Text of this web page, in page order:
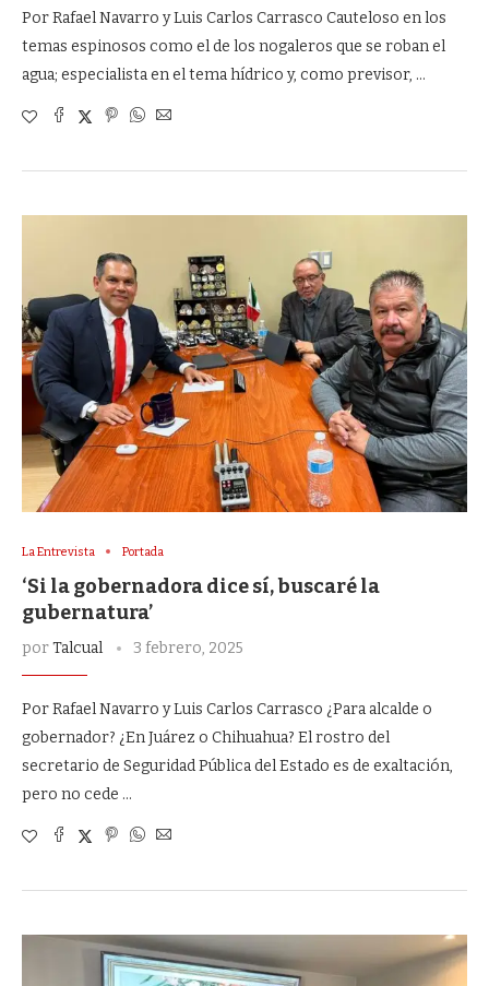
Por Rafael Navarro y Luis Carlos Carrasco Cauteloso en los
temas espinosos como el de los nogaleros que se roban el
agua; especialista en el tema hídrico y, como previsor, …
La Entrevista Portada
‘Si la gobernadora dice sí, buscaré la
gubernatura’
porTalcual 3 febrero, 2025
Por Rafael Navarro y Luis Carlos Carrasco ¿Para alcalde o
gobernador? ¿En Juárez o Chihuahua? El rostro del
secretario de Seguridad Pública del Estado es de exaltación,
pero no cede …